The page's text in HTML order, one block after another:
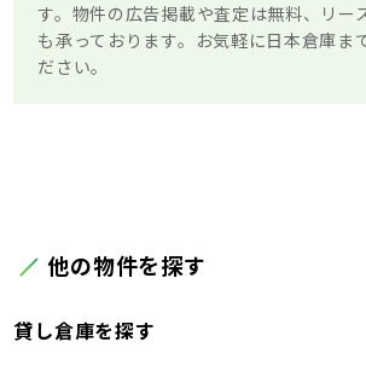
す。物件の広告掲載や査定は無料、リー
も承っております。お気軽に日本倉庫ま
ださい。
他の物件を探す
貸し倉庫を探す